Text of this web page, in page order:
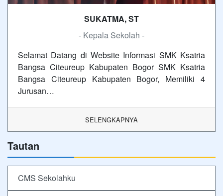
SUKATMA, ST
- Kepala Sekolah -
Selamat Datang di Website Informasi SMK Ksatria
Bangsa Citeureup Kabupaten Bogor SMK Ksatria
Bangsa Citeureup Kabupaten Bogor, Memiliki 4
Jurusan…
SELENGKAPNYA
Tautan
CMS Sekolahku